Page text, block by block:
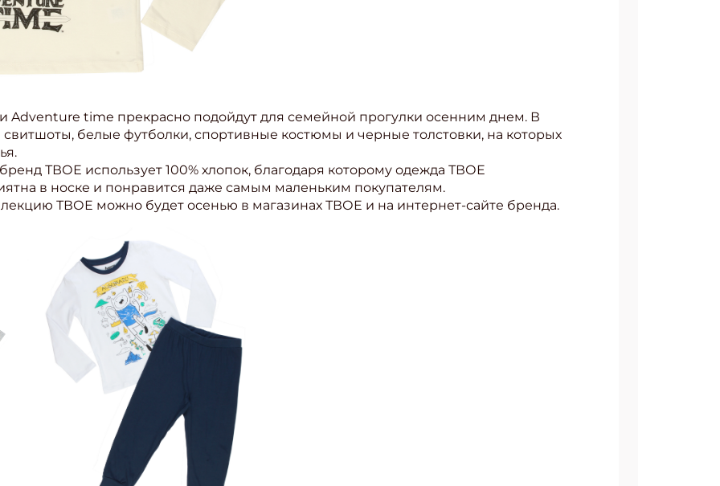
Adventure time прекрасно подойдут для семейной прогулки осенним днем. В
белые футболки, спортивные костюмы и черные толстовки, на которых
ТВОЕ использует 100% хлопок, благодаря которому одежда ТВОЕ
в носке и понравится даже самым маленьким покупателям.
ТВОЕ можно будет осенью в магазинах ТВОЕ и на интернет-сайте бренда.